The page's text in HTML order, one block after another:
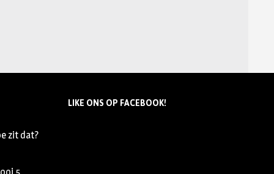
zit dat?
LIKE ONS OP FACEBOOK!